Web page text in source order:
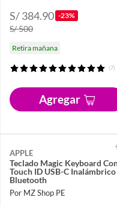
S/ 384.90 -23%
S/ 500
Retira mañana
(7)
Agregar
APPLE
Teclado Magic Keyboard
Touch ID USB-C Inalámbrico
Bluetooth
Por MZ Shop PE